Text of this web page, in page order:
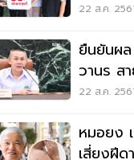
22 ส.ค.
ยืนยันผ
วานร ส
22 ส.ค.
หมอยง
เสี่ยงฝีด